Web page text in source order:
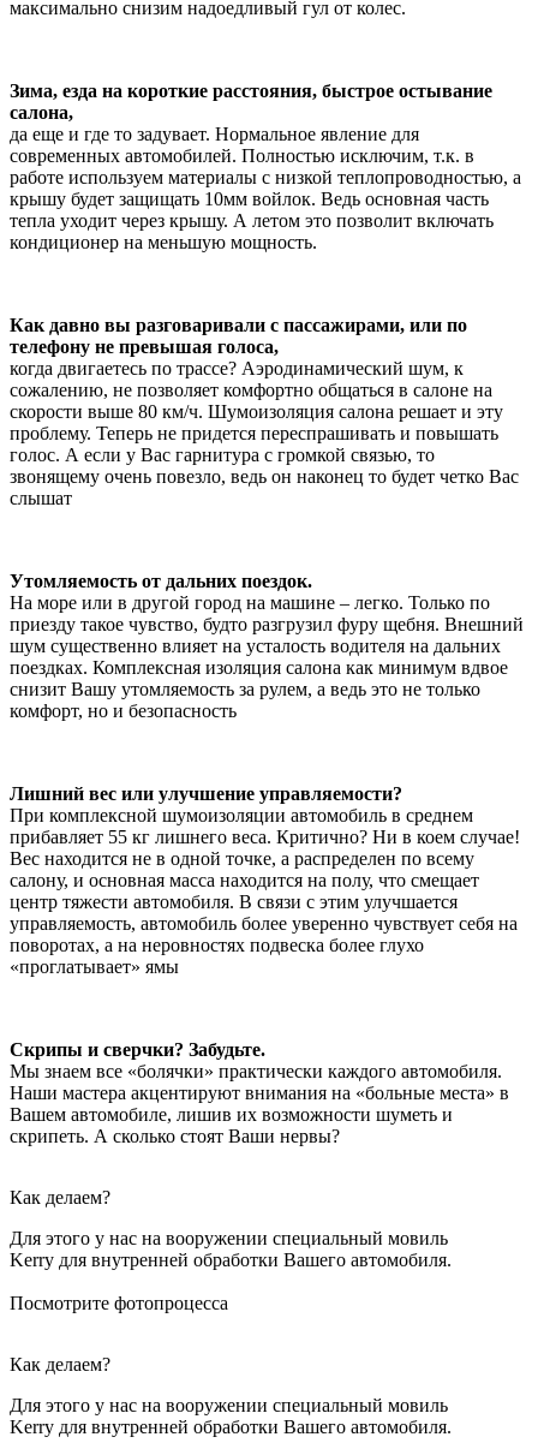
максимально снизим надоедливый гул от колес.
Зима, езда на короткие расстояния, быстрое остывание
салона,
да еще и где то задувает. Нормальное явление для
современных автомобилей. Полностью исключим, т.к. в
работе используем материалы с низкой теплопроводностью, а
крышу будет защищать 10мм войлок. Ведь основная часть
тепла уходит через крышу. А летом это позволит включать
кондиционер на меньшую мощность.
Как давно вы разговаривали с пассажирами, или по
телефону не превышая голоса,
когда двигаетесь по трассе? Аэродинамический шум, к
сожалению, не позволяет комфортно общаться в салоне на
скорости выше 80 км/ч. Шумоизоляция салона решает и эту
проблему. Теперь не придется переспрашивать и повышать
голос. А если у Вас гарнитура с громкой связью, то
звонящему очень повезло, ведь он наконец то будет четко Вас
слышат
Утомляемость от дальних поездок.
На море или в другой город на машине – легко. Только по
приезду такое чувство, будто разгрузил фуру щебня. Внешний
шум существенно влияет на усталость водителя на дальних
поездках. Комплексная изоляция салона как минимум вдвое
снизит Вашу утомляемость за рулем, а ведь это не только
комфорт, но и безопасность
Лишний вес или улучшение управляемости?
При комплексной шумоизоляции автомобиль в среднем
прибавляет 55 кг лишнего веса. Критично? Ни в коем случае!
Вес находится не в одной точке, а распределен по всему
салону, и основная масса находится на полу, что смещает
центр тяжести автомобиля. В связи с этим улучшается
управляемость, автомобиль более уверенно чувствует себя на
поворотах, а на неровностях подвеска более глухо
«проглатывает» ямы
Скрипы и сверчки? Забудьте.
Мы знаем все «болячки» практически каждого автомобиля.
Наши мастера акцентируют внимания на «больные места» в
Вашем автомобиле, лишив их возможности шуметь и
скрипеть. А сколько стоят Ваши нервы?
Как делаем?
Для этого у нас на вооружении специальный мовиль
Kerry для внутренней обработки Вашего автомобиля.
Посмотрите фотопроцесса
Как делаем?
Для этого у нас на вооружении специальный мовиль
Kerry для внутренней обработки Вашего автомобиля.